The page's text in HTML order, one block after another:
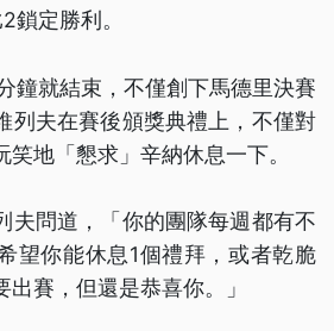
鎖定勝利。
鐘就結束，不僅創下馬德里決賽
列夫在賽後頒獎典禮上，不僅對
地「懇求」辛納休息一下。
夫問道，「你的團隊每週都有不
望你能休息1個禮拜，或者乾脆
賽，但還是恭喜你。」